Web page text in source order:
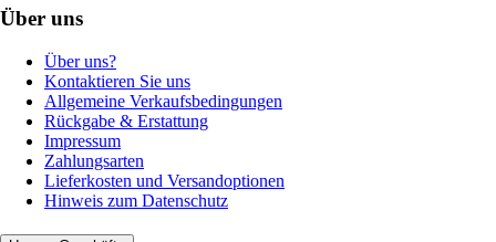
Über uns
Über uns?
Kontaktieren Sie uns
Allgemeine Verkaufsbedingungen
Rückgabe & Erstattung
Impressum
Zahlungsarten
Lieferkosten und Versandoptionen
Hinweis zum Datenschutz